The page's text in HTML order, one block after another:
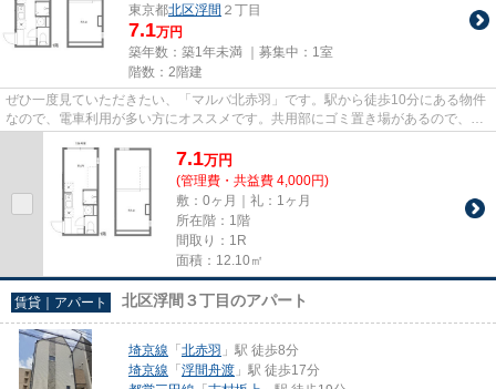
東京都北区浮間 ２丁目
7.1万円
築年数：築1年未満 ｜募集中： 1室
階数：2階建
ぜひ一度見ていただきたい、「マルバ北赤羽」です。駅から徒歩10分にある物件
なので、電車利用が多い方にオススメです。共用部にゴミ置き場があるので、外
7.1万円
(管理費・共益費 4,000円)
敷：0ヶ月｜礼：1ヶ月
所在階：1階
間取り：1R
面積：12.10㎡
賃貸｜アパート 北区浮間３丁目のアパート
埼京線 「 北赤羽 」駅 徒歩8分
埼京線 「 浮間舟渡 」駅 徒歩17分